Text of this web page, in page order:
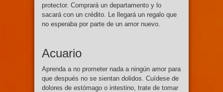
protector. Comprará un departamento y lo
sacará con un crédito. Le llegará un regalo que
no esperaba por parte de un amor nuevo.
Acuario
Aprenda a no prometer nada a ningún amor para
que después no se sientan dolidos. Cuídese de
dolores de estómago o intestino, trate de tomar